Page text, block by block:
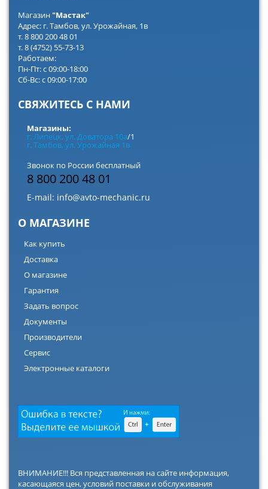
Магазин"Мастак"
Адрес: г. Тамбов, ул. Урожайная, 1в
т. 8 800 200 48 01
т. 8 (4752) 55-73-13
Работаем:
Пн-Пт: с 09:00-18:00
Сб-Вс: с 09:00-17:00
СВЯЖИТЕСЬ С НАМИ
Магазины:
г. Липецк, ул. Доватора 10а/1
г. Тамбов, ул. Урожайная 1в
Звонок по России бесплатный
8 800 200 48 01
E-mail: info@avto-mechanic.ru
О МАГАЗИНЕ
Как купить
Доставка
О магазине
Гарантия
Задать вопрос
Документы
Производители
Сервис
Электронные каталоги
ВНИМАНИЕ!!! Вся представленная на сайте информация,
касающаяся цен, условий поставки и обслуживания